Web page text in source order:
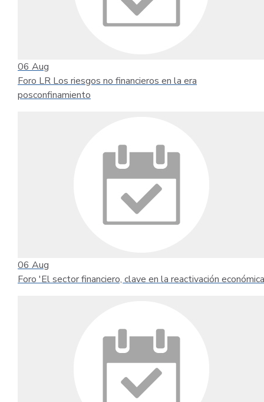
06 Aug
Foro LR Los riesgos no financieros en la era
posconfinamiento
06 Aug
Foro 'El sector financiero, clave en la reactivación